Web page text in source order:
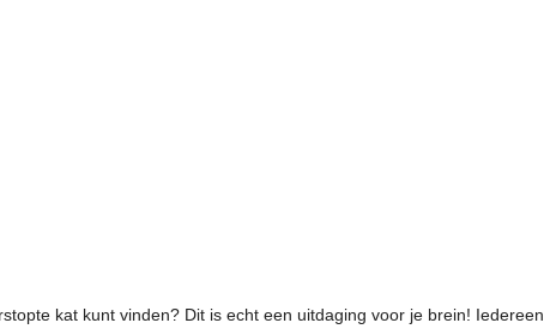
kat kunt vinden? Dit is echt een uitdaging voor je brein! Iedereen